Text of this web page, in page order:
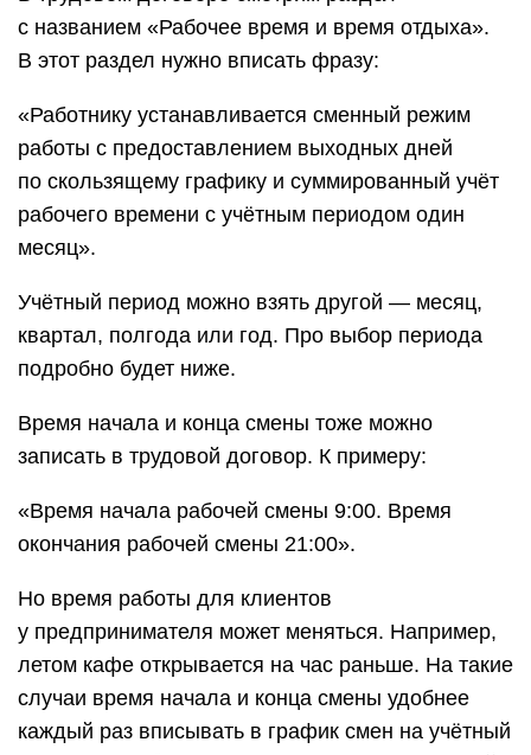
с названием «Рабочее время и время отдыха».
В этот раздел нужно вписать фразу:
«Работнику устанавливается сменный режим
работы с предоставлением выходных дней
по скользящему графику и суммированный учёт
рабочего времени с учётным периодом один
месяц».
Учётный период можно взять другой — месяц,
квартал, полгода или год. Про выбор периода
подробно будет ниже.
Время начала и конца смены тоже можно
записать в трудовой договор. К примеру:
«Время начала рабочей смены 9:00. Время
окончания рабочей смены 21:00».
Но время работы для клиентов
у предпринимателя может меняться. Например,
летом кафе открывается на час раньше. На такие
случаи время начала и конца смены удобнее
каждый раз вписывать в график смен на учётный